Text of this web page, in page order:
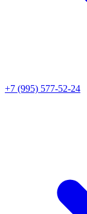
+7 (995) 577-52-24